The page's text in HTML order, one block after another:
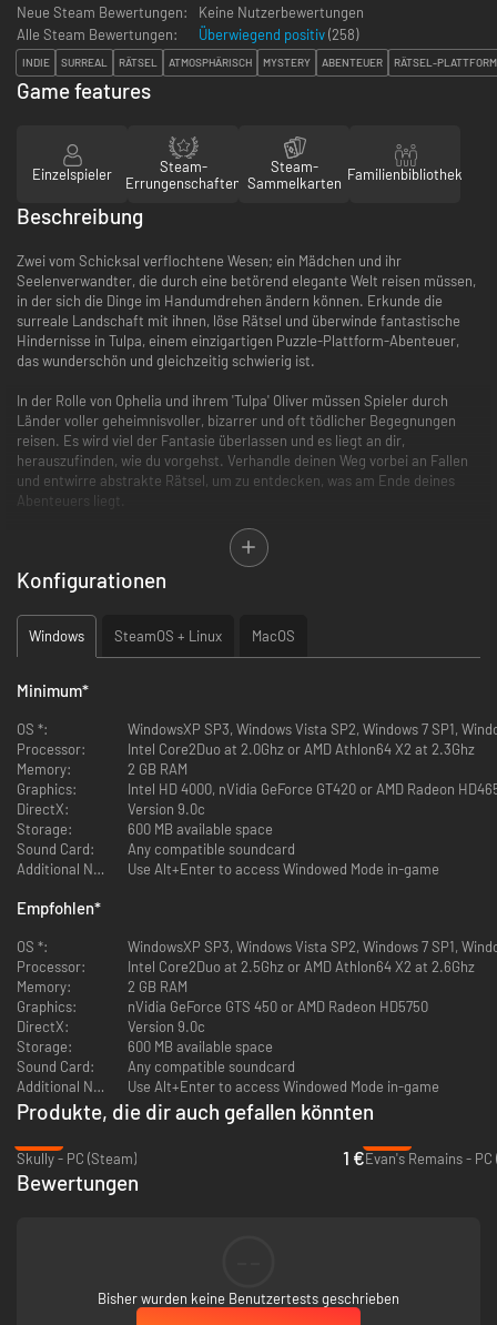
Neue Steam Bewertungen:
Keine Nutzerbewertungen
Alle Steam Bewertungen:
Überwiegend positiv(258)
INDIE SURREAL RÄTSEL ATMOSPHÄRISCH MYSTERY ABENTEUER RÄTSEL-
Game features
Einzelspieler
Steam-
Errungenschaften
Steam-
Sammelkarten Familienbibliothek
Beschreibung
Zwei vom Schicksal verflochtene Wesen; ein Mädchen und ihr
Seelenverwandter, die durch eine betörend elegante Welt reisen müssen,
in der sich die Dinge im Handumdrehen ändern können. Erkunde die
surreale Landschaft mit ihnen, löse Rätsel und überwinde fantastische
Hindernisse in Tulpa, einem einzigartigen Puzzle-Plattform-Abenteuer,
das wunderschön und gleichzeitig schwierig ist.
In der Rolle von Ophelia und ihrem 'Tulpa' Oliver müssen Spieler durch
Länder voller geheimnisvoller, bizarrer und oft tödlicher Begegnungen
reisen. Es wird viel der Fantasie überlassen und es liegt an dir,
herauszufinden, wie du vorgehst. Verhandle deinen Weg vorbei an Fallen
und entwirre abstrakte Rätsel, um zu entdecken, was am Ende deines
Abenteuers liegt.
Eine Welt der Wunder – Tulpas sich ständig verändernde Landschaft
ist voller Überraschungen, was bedeutet, dass du nie weißt, was vor
Die Herausforderungen auf der Reise – Bei jeder Herausforderung in
Tulpa muss der Spieler herauszufinden, wie er weiterkommt, aber
die Antwort liegt immer direkt vor dir. Die Frage ist, kannst du sie
entziffern?
Zwei verlorene Seelen – Ophelia und Oliver haben jeweils einzigartige
Fähigkeiten und du musst sie beide verwenden, um die vielen
Herausforderungen, die dich erwarten, zu überwinden.
Eine unvergessliche Welt – Betörend schön aber auch listig und
tödlich ist die Welt von Tulpa, in der deine Gedanken noch lange
verweilen, nachdem du sie schon verlassen hast…
Konfigurationen
Windows SteamOS + Linux MacOS
Minimum*
OS *:
WindowsXP SP3, Windows Vista SP2, Windows 7 SP1,
Processor:
Intel Core2Duo at 2.0Ghz or AMD Athlon64 X2 at 2.3Ghz
Memory:
2 GB RAM
Graphics:
Intel HD 4000, nVidia GeForce GT420 or AMD Radeon
DirectX:
Version 9.0c
Storage:
600 MB available space
Sound Card:
Any compatible soundcard
Additional Notes:
Use Alt+Enter to access Windowed Mode in-game
Empfohlen*
OS *:
WindowsXP SP3, Windows Vista SP2, Windows 7 SP1,
Processor:
Intel Core2Duo at 2.5Ghz or AMD Athlon64 X2 at 2.6Ghz
Memory:
2 GB RAM
Graphics:
nVidia GeForce GTS 450 or AMD Radeon HD5750
DirectX:
Version 9.0c
Storage:
600 MB available space
Sound Card:
Any compatible soundcard
Additional Notes:
Use Alt+Enter to access Windowed Mode in-game
Produkte, die dir auch gefallen könnten
Skully - PC (Steam)
1 €Evan's Remains - PC
Bewertungen
Bisher wurden keine Benutzertests geschrieben